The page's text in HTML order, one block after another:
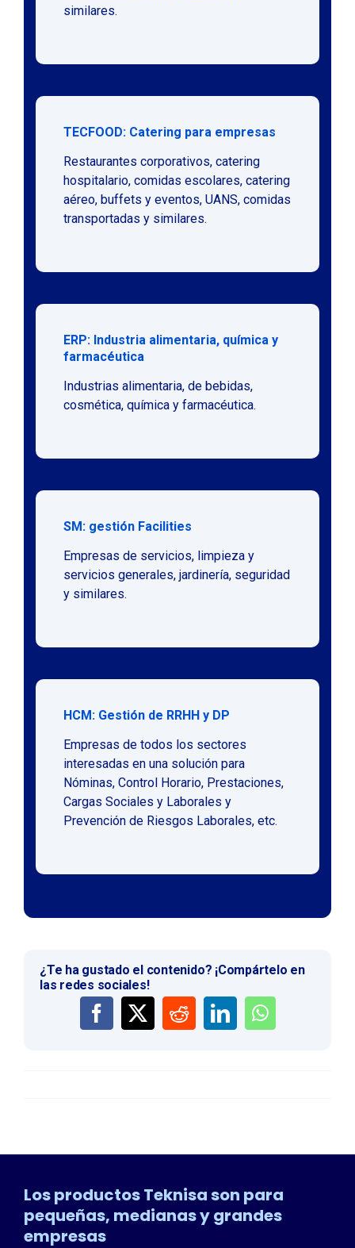
similares.
TECFOOD: Catering para empresas
Restaurantes corporativos, catering
hospitalario, comidas escolares, catering
aéreo, buffets y eventos, UANS, comidas
transportadas y similares.
ERP: Industria alimentaria, química y
farmacéutica
Industrias alimentaria, de bebidas,
cosmética, química y farmacéutica.
SM: gestión Facilities
Empresas de servicios, limpieza y
servicios generales, jardinería, seguridad
y similares.
HCM: Gestión de RRHH y DP
Empresas de todos los sectores
interesadas en una solución para
Nóminas, Control Horario, Prestaciones,
Cargas Sociales y Laborales y
Prevención de Riesgos Laborales, etc.
¿Te ha gustado el contenido? ¡Compártelo en
las redes sociales!
Los productos Teknisa son para
pequeñas, medianas y grandes
empresas